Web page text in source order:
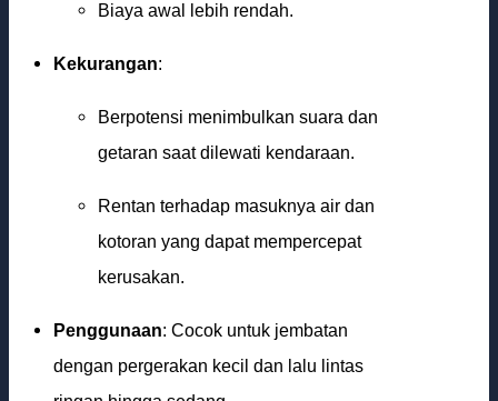
Biaya awal lebih rendah.
Kekurangan:
Berpotensi menimbulkan suara dan
getaran saat dilewati kendaraan.
Rentan terhadap masuknya air dan
kotoran yang dapat mempercepat
kerusakan.
Penggunaan: Cocok untuk jembatan
dengan pergerakan kecil dan lalu lintas